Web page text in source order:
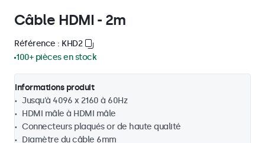
Câble HDMI - 2m
Référence : KHD2
100+ pièces en stock
Informations produit
Jusqu'à 4096 x 2160 à 60Hz
HDMI mâle à HDMI mâle
Connecteurs plaqués or de haute qualité
Diamètre du câble 6mm